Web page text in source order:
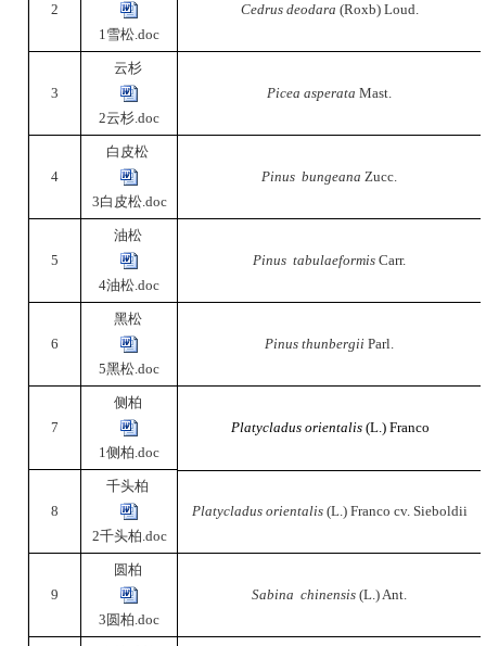
2
1雪松.doc
Cedrus deodara (Roxb) Loud.
3
云杉
2云杉.doc
Picea asperata Mast.
4
白皮松
3白皮松.doc
Pinus bungeana Zucc.
5
油松
4油松.doc
Pinus tabulaeformis Carr.
6
黑松
5黑松.doc
Pinus thunbergii Parl.
7
侧柏
1侧柏.doc
Platycladus orientalis (L.) Franco
8
千头柏
2千头柏.doc
Platycladus orientalis(L.) Franco cv. Sieboldii
9
圆柏
3圆柏.doc
Sabina chinensis (L.) Ant.